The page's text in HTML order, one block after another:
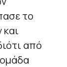
το
από